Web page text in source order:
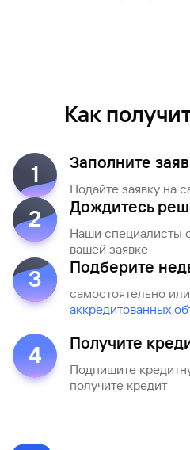
Как
1 Заполните
Подайте заявку на
2 Дождитесь
Наши специалисты
вашей заявке
3 Подберите
самостоятельно
аккредитованных
4 Получите
Подпишите
получите кредит